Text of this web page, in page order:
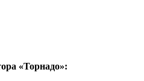
«Торнадо»: